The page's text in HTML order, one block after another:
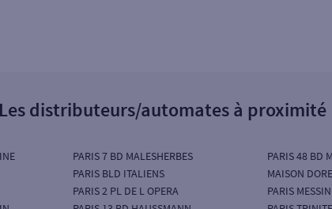
Les distributeurs/automates à proximité
PARIS 7 BD MALESHERBES
PARIS BLD ITALIENS
PARIS 2 PL DE L OPERA
PARIS 48 BD
MAISON
PARIS